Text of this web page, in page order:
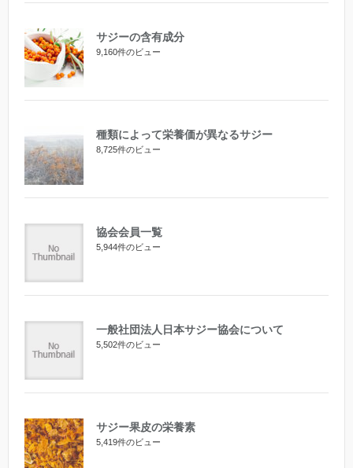
サジーの含有成分
9,160件のビュー
種類によって栄養価が異なるサジー
8,725件のビュー
協会会員一覧
5,944件のビュー
一般社団法人日本サジー協会について
5,502件のビュー
サジー果皮の栄養素
5,419件のビュー